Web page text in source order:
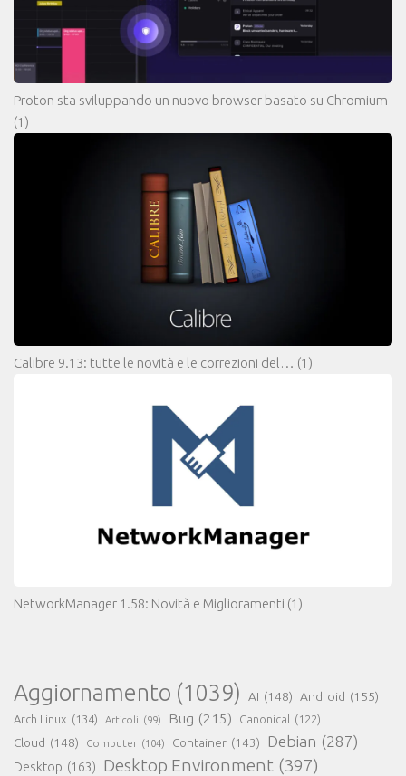
Proton sta sviluppando un nuovo browser basato su Chromium
(1)
Calibre 9.13: tutte le novità e le correzioni del… (1)
NetworkManager 1.58: Novità e Miglioramenti (1)
Aggiornamento (1039) AI (148) Android (155)
Arch Linux (134) Articoli (99) Bug (215) Canonical (122)
Cloud (148) Computer (104) Container (143) Debian (287)
Desktop (163) Desktop Environment (397)